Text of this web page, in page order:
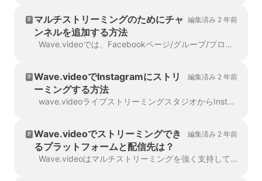
マルチストリーミングのためにチャ
ンネルを追加する方法
編集済み 2 年前
Wave.videoでは、Facebookページ/グループ/プロフィール、YouTubeアカウント、RTMPチャンネルに同時にマルチストリーミングすることができます！複数の配信先を ...
Wave.videoでInstagramにストリ
ーミングする方法
編集済み 2 年前
wave.videoライブストリーミングスタジオからInstagramアカウントにストリーミングするのは驚くほど簡単です。スタジオの全機能を利用できます。
Wave.videoでストリーミングでき
るプラットフォームと配信先は？
編集済み 2 年前
Wave.videoはマルチストリーミングを強く支持しており、そのため放送先として様々なオプションを提供しています。今日現在、Wave.videoが提供する ...